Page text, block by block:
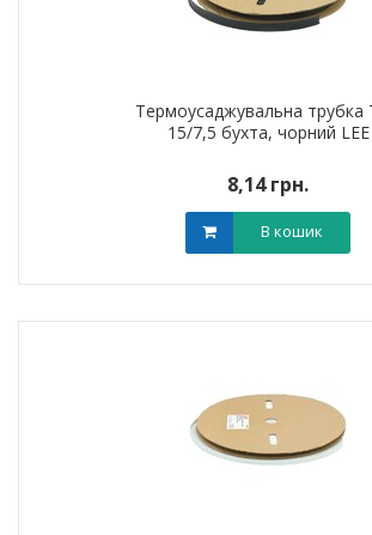
Термоусаджувальна трубка
15/7,5 бухта, чорний LEE
8,14 грн.
В кошик